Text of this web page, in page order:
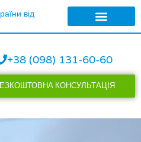
від
+38 (098) 131-60-60
КОНСУЛЬТАЦІЯ